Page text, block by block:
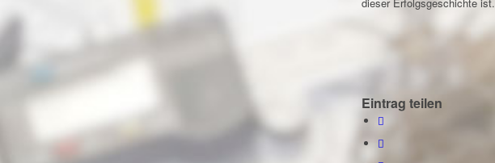
Eintrag teilen